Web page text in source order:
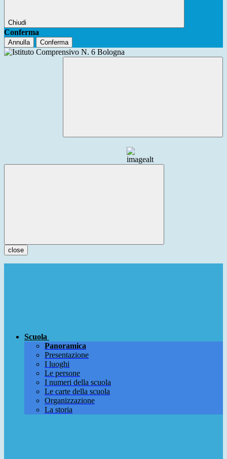
Chiudi
Conferma
Annulla Conferma
close
Scuola
Panoramica
Presentazione
I luoghi
Le persone
I numeri della scuola
Le carte della scuola
Organizzazione
La storia